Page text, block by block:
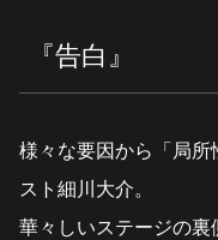
『告白』
様々な要因から「局所
スト細川大介。
華々しいステージの裏